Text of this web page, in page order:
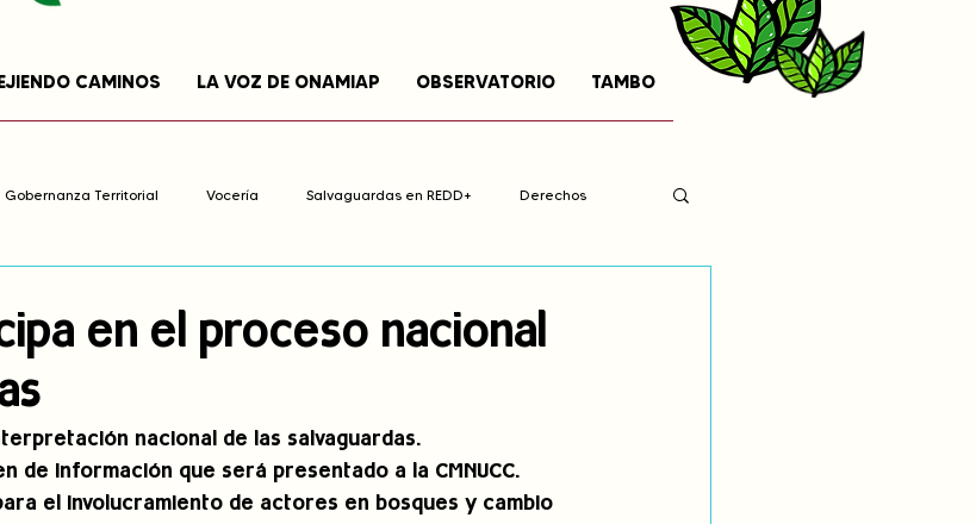
CAMINOS LA VOZ DE ONAMIAP OBSERVATORIO TAMBO
Gobernanza Territorial Vocería Salvaguardas en REDD+ Derechos
consulta previa
PNPI Nuestras Raíces Cuentan
en el proceso nacional
nacional de las salvaguardas.
de información que será presentado a la CMNUCC.
el involucramiento de actores en bosques y cambio